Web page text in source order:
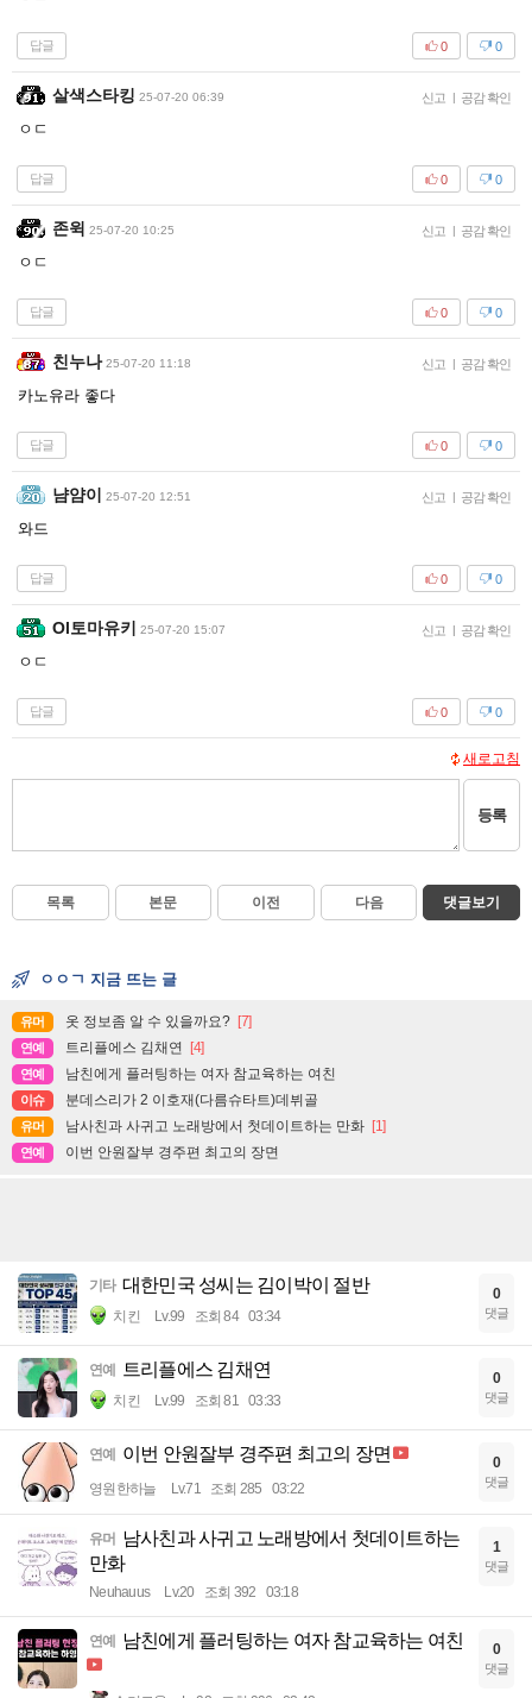
답글 0
0
살색스타킹 25-07-20 06:39 신고 | 공감 확인
ㅇㄷ
답글 0
0
존윅 25-07-20 10:25 신고 | 공감 확인
ㅇㄷ
답글 0
0
친누나 25-07-20 11:18 신고 | 공감 확인
카노유라 좋다
답글 0
0
냠얌이 25-07-20 12:51 신고 | 공감 확인
와드
답글 0
0
Ol토마유키 25-07-20 15:07 신고 | 공감 확인
ㅇㄷ
답글 0
0
새로고침
등록
목록 본문 이전 다음 댓글보기
ㅇㅇㄱ 지금 뜨는 글
유머 옷 정보좀 알 수 있을까요? [7]
연예 트리플에스 김채연 [4]
연예 남친에게 플러팅하는 여자 참교육하는 여친
이슈 분데스리가 2 이호재(다름슈타트)데뷔골
유머 남사친과 사귀고 노래방에서 첫데이트하는 만화 [1]
연예 이번 안원잘부 경주편 최고의 장면
기타 대한민국 성씨는 김이박이 절반
치킨 Lv.99 조회 84 03:34
0
댓글
연예 트리플에스 김채연
치킨 Lv.99 조회 81 03:33
0
댓글
연예 이번 안원잘부 경주편 최고의 장면
영원한하늘 Lv.71 조회 285 03:22
0
댓글
유머 남사친과 사귀고 노래방에서 첫데이트하는
만화
Neuhauus Lv.20 조회 392 03:18
1
댓글
연예 남친에게 플러팅하는 여자 참교육하는 여친 0
댓글